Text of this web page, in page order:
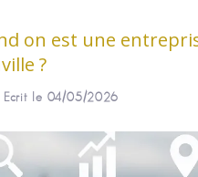
on est une
?
Ecrit le 04/05/2026